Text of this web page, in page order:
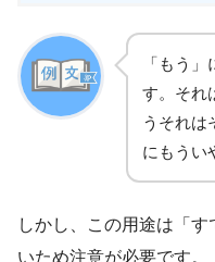
「もう
す。それ
うそれは
にもうい
しかし、この用途は「
いため注意が必要です。